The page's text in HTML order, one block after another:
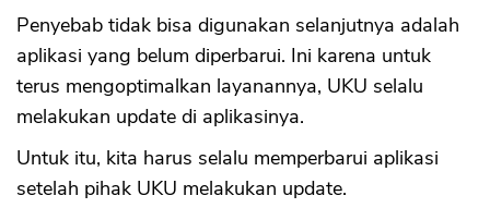
Penyebab tidak bisa digunakan selanjutnya adalah
aplikasi yang belum diperbarui. Ini karena untuk
terus mengoptimalkan layanannya, UKU selalu
melakukan update di aplikasinya.
Untuk itu, kita harus selalu memperbarui aplikasi
setelah pihak UKU melakukan update.